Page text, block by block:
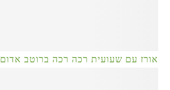
אורז עם שעועית רכה רכה ברוטב אדום